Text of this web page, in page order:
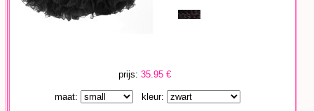
prijs:35.95 €
maat: kleur: